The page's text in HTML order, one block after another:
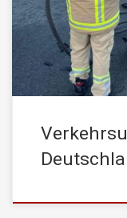
eingeklemmt. Die
hydraulischen
werden. Parallel